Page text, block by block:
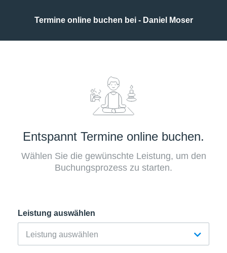
Termine online buchen bei - Daniel Moser
Entspannt Termine online buchen.
Wählen Sie die gewünschte Leistung, um den
Buchungsprozess zu starten.
Leistung auswählen